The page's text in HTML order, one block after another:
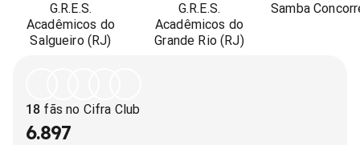
G.R.E.S.
Acadêmicos do
Salgueiro (RJ)
G.R.E.S.
Acadêmicos do
Grande Rio (RJ)
Samba
18 fãs no Cifra Club
6.897